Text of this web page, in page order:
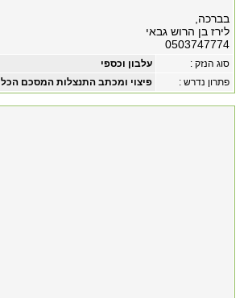
בברכה,
לירז בן הרוש גבאי
0503747774
עלבון וכספי
סוג הנזק :
פיצוי ומכתב התנצלות המסכם הכל
פתרון נדרש :